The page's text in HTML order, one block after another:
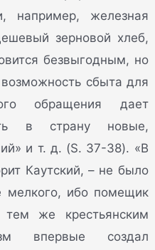
например, железная
зерновой хлеб,
безвыгодным, но
сбыта для
обращения дает
в страну новые,
и т. д. (S. 37-38). «В
Каутский, – не было
мелкого, ибо помещик
же крестьянским
впервые создал